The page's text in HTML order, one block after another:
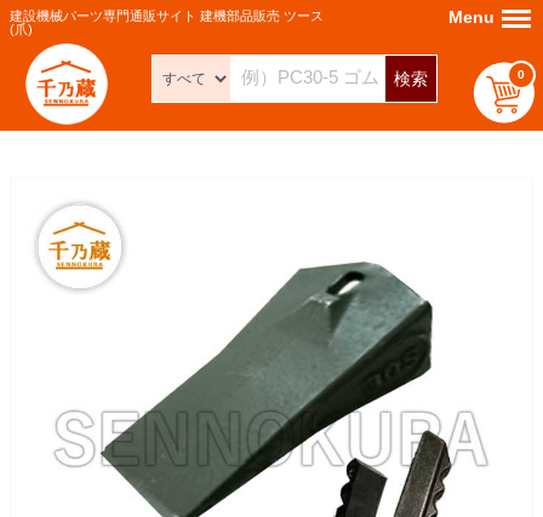
建設機械パーツ専門通販サイト 建機部品販売 ツース
(爪)
検索 0
Menu Menu